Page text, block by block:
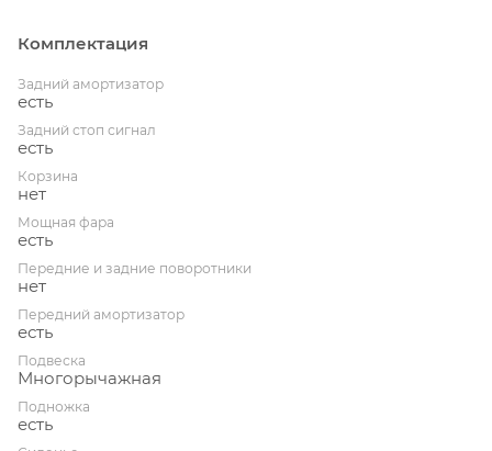
Комплектация
Задний амортизатор
есть
Задний стоп сигнал
есть
Корзина
нет
Мощная фара
есть
Передние и задние поворотники
нет
Передний амортизатор
есть
Подвеска
Многорычажная
Подножка
есть